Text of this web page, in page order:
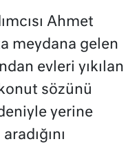
Ahmet
meydana gelen
evleri yıkılan
sözünü
yerine